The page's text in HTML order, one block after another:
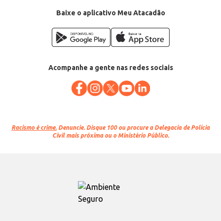
Baixe o aplicativo Meu Atacadão
Acompanhe a gente nas redes sociais
Racismo é crime. Denuncie. Disque 100 ou procure a Delegacia de Polícia
Civil mais próxima ou o Ministério Público.